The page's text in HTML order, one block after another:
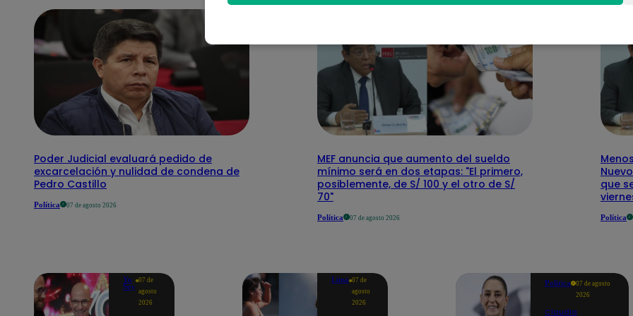
Poder Judicial evaluará pedido de
excarcelación y nulidad de condena de
Pedro Castillo
Política 07 de agosto 2026
MEF anuncia que aumento del sueldo
mínimo será en dos etapas: "El primero,
posiblemente, de S/ 100 y el otro de S/
70"
Política 07 de agosto 2026
que
Política
Yo
Soy
07 de
agosto
2026
Lima 07 de
agosto
2026
Política
07 de agosto
2026
Claudia